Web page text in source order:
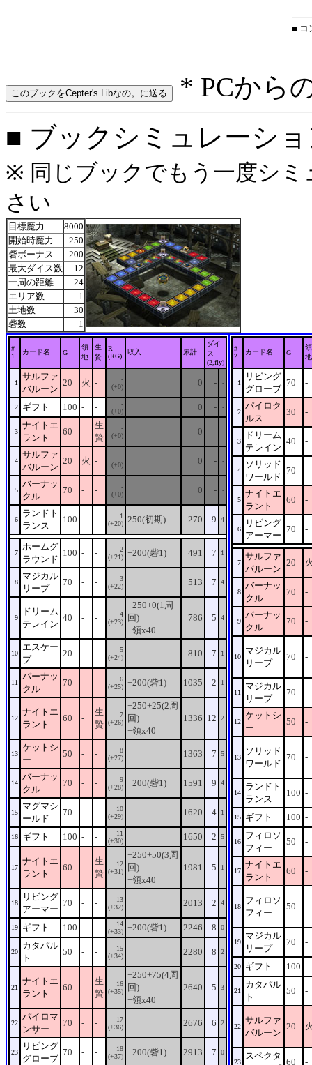
■ コ
* PCから
■ ブックシミュレーシ
※ 同じブックでもう一度シ
さい
目標魔力
8000
開始時魔力
250
砦ボーナス
200
最大ダイス数
12
一周の距離
24
エリア数
1
土地数
30
砦数
1
#
1
カード名 G
領
地
生
贄
R
(RG)
収入 累計
ダイ
ス
(2,fly)
1
サルファ
バルーン
20 火 -
-
(+0)
0 - -
2 ギフト 100 - -
-
(+0)
0 - -
3
ナイトエ
ラント
60 -
生
贄
-
(+0)
0 - -
4
サルファ
バルーン
20 火 -
-
(+0)
0 - -
5
バーナッ
クル
70 - -
-
(+0)
0 - -
6
ランドト
ランス
100 - -
1
(+20) 250(初期) 270 9 4
7
ホームグ
ラウンド
100 - -
2
(+21) +200(砦1) 491 7 1
8
マジカル
リープ
70 - -
3
(+22)
513 7 4
9
ドリーム
テレイン
40 - -
4
(+23)
+250+0(1周
回)
+領x40
786 5 4
10
エスケー
プ
20 - -
5
(+24)
810 7 1
11
バーナッ
クル
70 - -
6
(+25) +200(砦1) 1035 2 1
12
ナイトエ
ラント
60 -
生
贄
7
(+26)
+250+25(2周
回)
+領x40
1336 12 2
13
ケットシ
ー
50 - -
8
(+27)
1363 7 5
14
バーナッ
クル
70 - -
9
(+28) +200(砦1) 1591 9 4
15
マグマシ
ールド
70 - -
10
(+29)
1620 4 1
16 ギフト 100 - -
11
(+30)
1650 2 5
17
ナイトエ
ラント
60 -
生
贄
12
(+31)
+250+50(3周
回)
+領x40
1981 5 1
18
リビング
アーマー
70 - -
13
(+32)
2013 2 4
19 ギフト 100 - -
14
(+33) +200(砦1) 2246 8 0
20
カタパル
ト
50 - -
15
(+34)
2280 8 2
21
ナイトエ
ラント
60 -
生
贄
16
(+35)
+250+75(4周
回)
+領x40
2640 5 3
22
パイロマ
ンサー
70 - -
17
(+36)
2676 6 2
23
リビング
グローブ
70 - -
18
(+37) +200(砦1) 2913 7 0
#
2
カード名 G
領
地
1
リビング
グローブ
70 -
2
パイロク
ルス
30 -
3
ドリーム
テレイン
40 -
4
ソリッド
ワールド
70 -
5
ナイトエ
ラント
60 -
6
リビング
アーマー
70 -
7
サルファ
バルーン
20
8
バーナッ
クル
70 -
9
バーナッ
クル
70 -
10
マジカル
リープ
70 -
11
マジカル
リープ
70 -
12
ケットシ
ー
50 -
13
ソリッド
ワールド
70 -
14
ランドト
ランス
100 -
15 ギフト 100 -
16
フィロソ
フィー
50 -
17
ナイトエ
ラント
60 -
18
フィロソ
フィー
50 -
19
マジカル
リープ
70 -
20 ギフト 100 -
21
カタパル
ト
50 -
22
サルファ
バルーン
20
23
スペクタ
60 -